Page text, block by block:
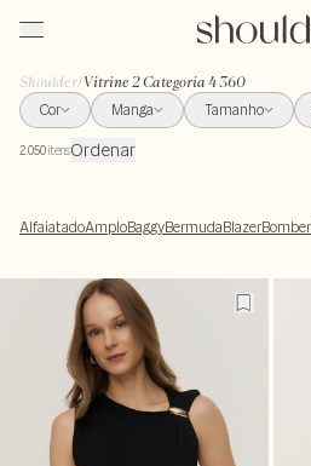
Shoulder/Vitrine 2 Categoria 4 360
Cor
Manga Tamanho
2.050itensOrdenar
AlfaiatadoAmploBaggyBermudaBlazerBomber